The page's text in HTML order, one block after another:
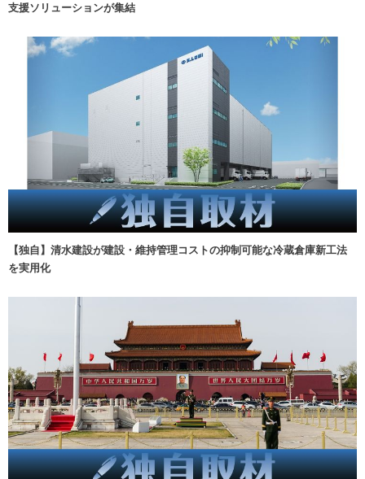
支援ソリューションが集結
【独自】清水建設が建設・維持管理コストの抑制可能な冷蔵倉庫新工法
を実用化